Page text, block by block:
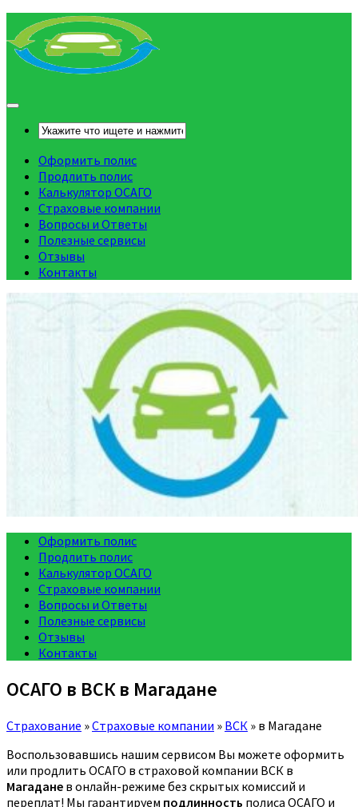
Оформить полис
Продлить полис
Калькулятор ОСАГО
Страховые компании
Вопросы и Ответы
Полезные сервисы
Отзывы
Контакты
Оформить полис
Продлить полис
Калькулятор ОСАГО
Страховые компании
Вопросы и Ответы
Полезные сервисы
Отзывы
Контакты
ОСАГО в ВСК в Магадане
Страхование »Страховые компании » ВСК » в Магадане
Воспользовавшись нашим сервисом Вы можете оформить
или продлить ОСАГО в страховой компании ВСК в
Магадане в онлайн-режиме без скрытых комиссий и
переплат! Мы гарантируем подлинность полиса ОСАГО и